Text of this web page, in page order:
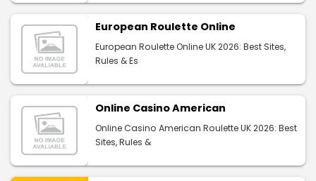
European Roulette Online
European Roulette Online UK 2026: Best Sites,
Rules & Es
Online Casino American
Online Casino American Roulette UK 2026: Best
Sites, Rules &